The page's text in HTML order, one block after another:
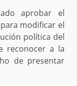
aprobar el
modificar el
política del
reconocer a la
de presentar